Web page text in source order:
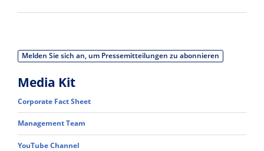
Melden Sie sich an, um Pressemitteilungen zu abonnieren
Media Kit
Corporate Fact Sheet
Management Team
YouTube Channel